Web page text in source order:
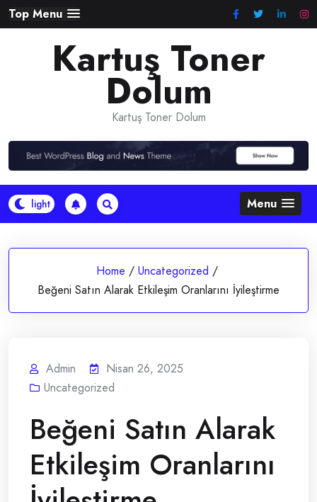
Skip
to
Top Menu
Kartuş Toner
Dolum
Kartuş Toner Dolum
Menu
Home / Uncategorized /
Beğeni Satın Alarak Etkileşim Oranlarını İyileştirme
Admin
Nisan 26, 2025
Uncategorized
Beğeni Satın Alarak
Etkileşim Oranlarını